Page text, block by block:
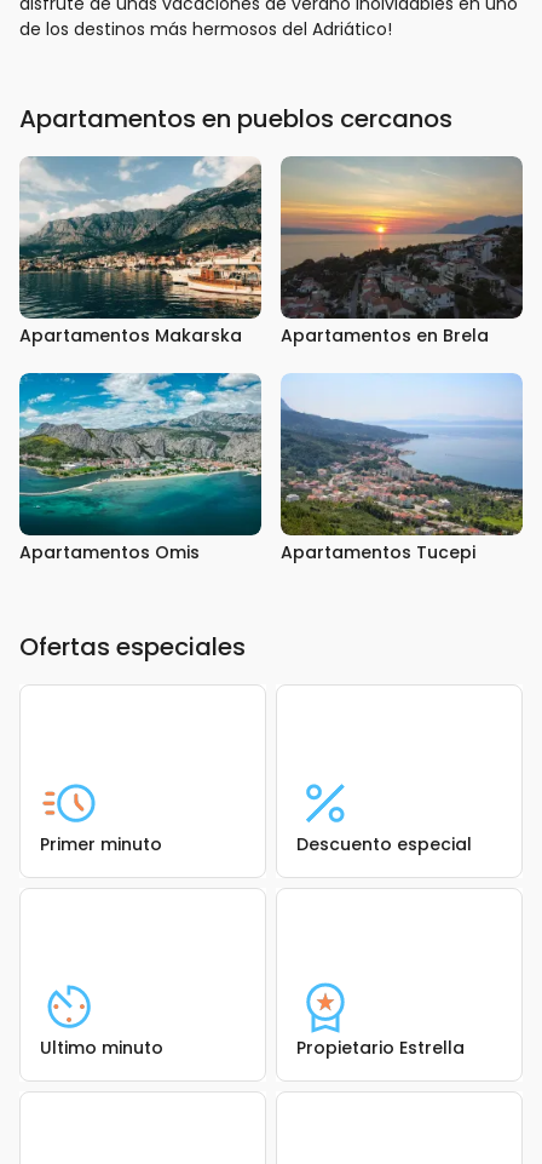
de los destinos más hermosos del Adriático!
Apartamentos en pueblos cercanos
Apartamentos Makarska Apartamentos en Brela
Apartamentos Omis Apartamentos Tucepi
Ofertas especiales
Primer minuto Descuento especial
Ultimo minuto Propietario Estrella